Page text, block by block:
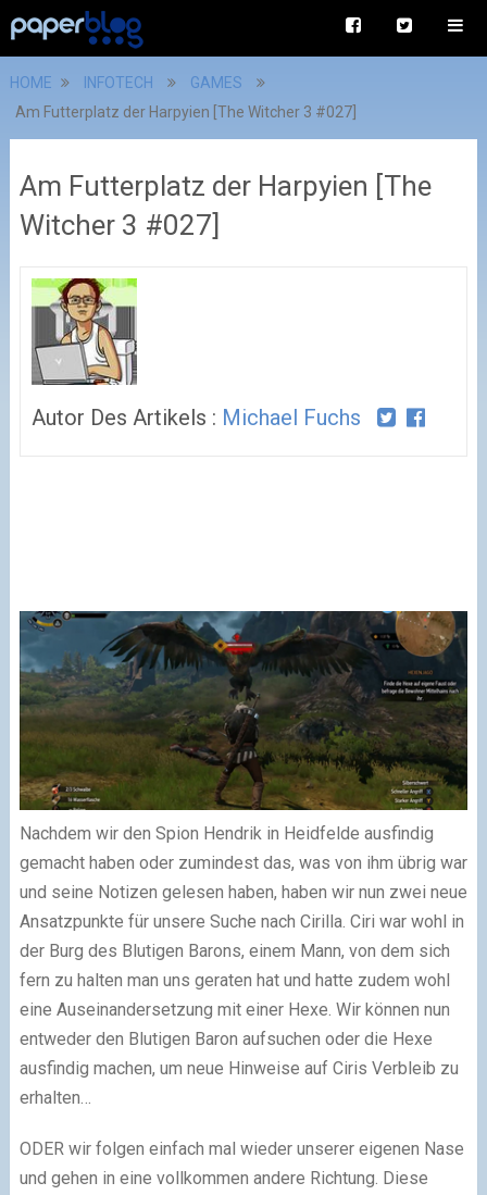
HOME INFOTECH
GAMES
Am Futterplatz der Harpyien [The Witcher 3 #027]
Am Futterplatz der Harpyien [The
Witcher 3 #027]
Autor Des Artikels : Michael Fuchs
Nachdem wir den Spion Hendrik in Heidfelde ausfindig
gemacht haben oder zumindest das, was von ihm übrig war
und seine Notizen gelesen haben, haben wir nun zwei neue
Ansatzpunkte für unsere Suche nach Cirilla. Ciri war wohl in
der Burg des Blutigen Barons, einem Mann, von dem sich
fern zu halten man uns geraten hat und hatte zudem wohl
eine Auseinandersetzung mit einer Hexe. Wir können nun
entweder den Blutigen Baron aufsuchen oder die Hexe
ausfindig machen, um neue Hinweise auf Ciris Verbleib zu
erhalten…
ODER wir folgen einfach mal wieder unserer eigenen Nase
und gehen in eine vollkommen andere Richtung. Diese